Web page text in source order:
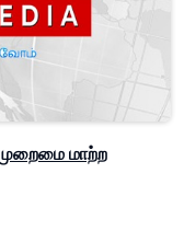
மாற்ற